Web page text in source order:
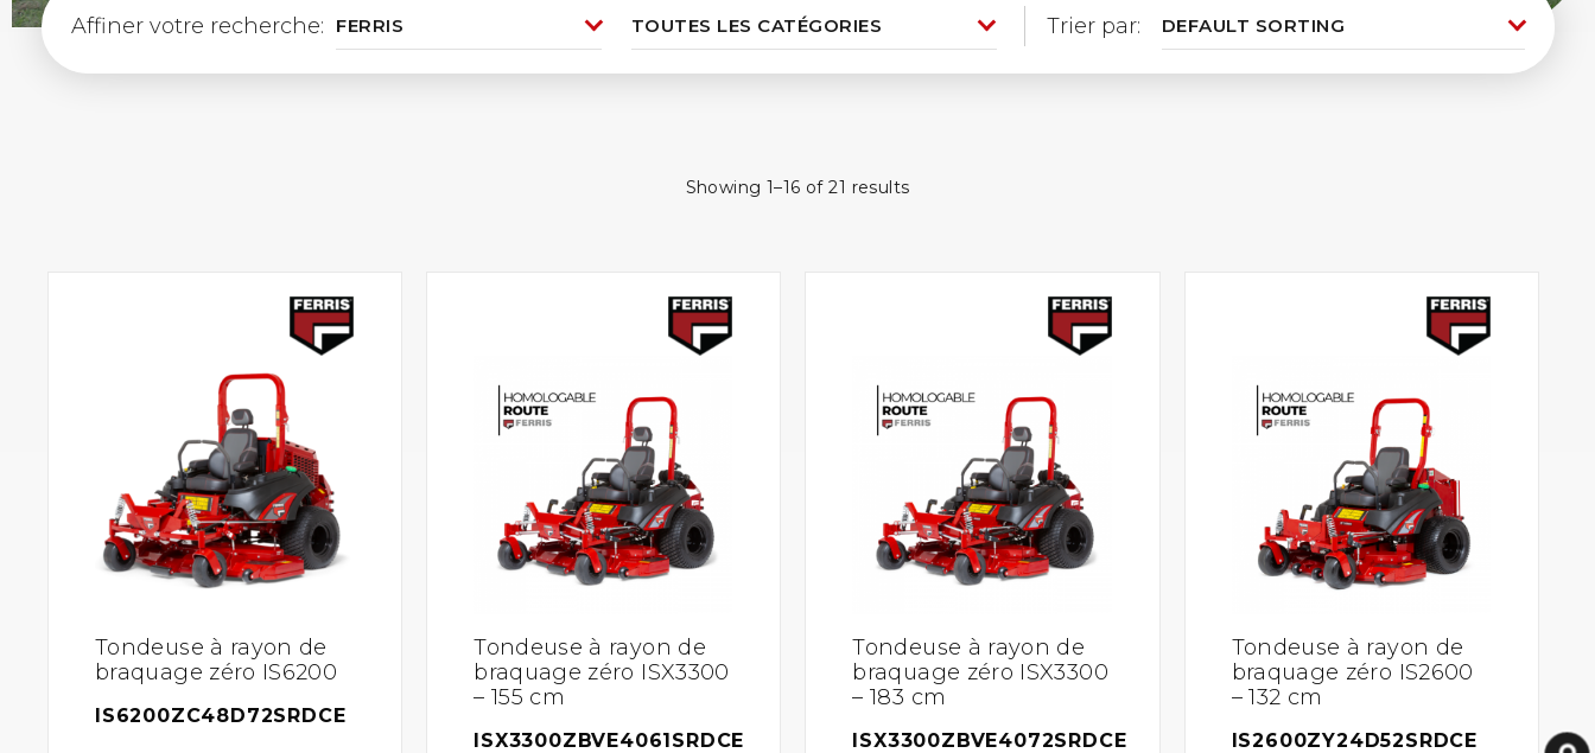
Affiner votre recherche: Trier par:
Showing 1–16 of 21 results
Tondeuse à rayon de
braquage zéro IS6200
IS6200ZC48D72SRDCE
Tondeuse à rayon de
braquage zéro ISX3300
– 155 cm
ISX3300ZBVE4061SRDCE
Tondeuse à rayon de
braquage zéro ISX3300
– 183 cm
ISX3300ZBVE4072SRDCE
Tondeuse à rayon de
braquage zéro IS2600
– 132 cm
IS2600ZY24D52SRDCE